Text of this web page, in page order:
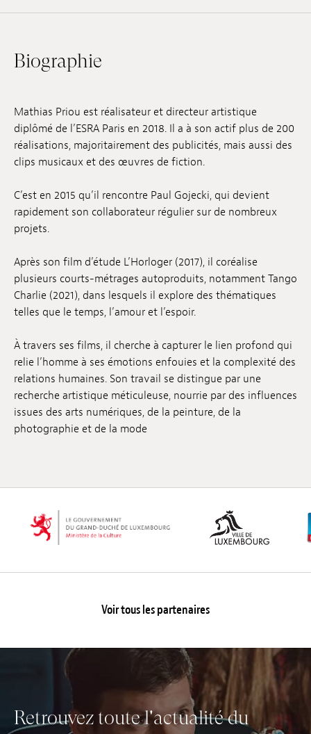
Emplois
Publications
Biographie
Mathias Priou est réalisateur et directeur artistique
diplômé de l’ESRA Paris en 2018. Il a à son actif plus de 200
réalisations, majoritairement des publicités, mais aussi des
clips musicaux et des œuvres de fiction.
C’est en 2015 qu’il rencontre Paul Gojecki, qui devient
rapidement son collaborateur régulier sur de nombreux
projets.
Après son film d’étude L’Horloger (2017), il coréalise
plusieurs courts-métrages autoproduits, notamment Tango
Charlie (2021), dans lesquels il explore des thématiques
telles que le temps, l’amour et l’espoir.
À travers ses films, il cherche à capturer le lien profond qui
relie l’homme à ses émotions enfouies et la complexité des
relations humaines. Son travail se distingue par une
recherche artistique méticuleuse, nourrie par des influences
issues des arts numériques, de la peinture, de la
photographie et de la mode
Voir tous les partenaires
Retrouvez toute l'actualité du